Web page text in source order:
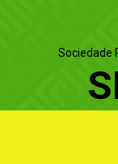
Sociedade